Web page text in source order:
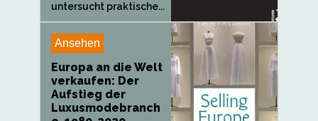
untersucht praktische...
Ansehen
Europa an die Welt
verkaufen: Der
Aufstieg der
Luxusmodebranch